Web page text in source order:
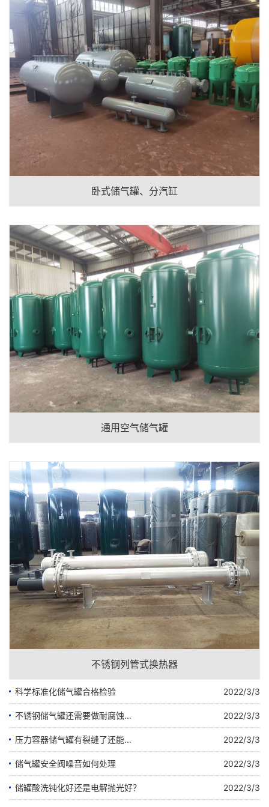
卧式储气罐、分汽缸
通用空气储气罐
不锈钢列管式换热器
科学标准化储气罐合格检验 2022/3/3
不锈钢储气罐还需要做耐腐蚀... 2022/3/3
压力容器储气罐有裂缝了还能... 2022/3/3
储气罐安全阀噪音如何处理 2022/3/3
储罐酸洗钝化好还是电解抛光好？ 2022/3/3